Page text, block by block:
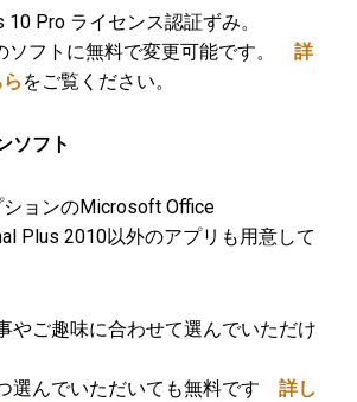
10 Pro ライセンス認証ずみ。
ソフトに無料で変更可能です。 詳
をご覧ください。
ソフト
ションのMicrosoft Office
Plus 2010以外のアプリも用意して
やご趣味に合わせて選んでいただけ
選んでいただいても無料です 詳し